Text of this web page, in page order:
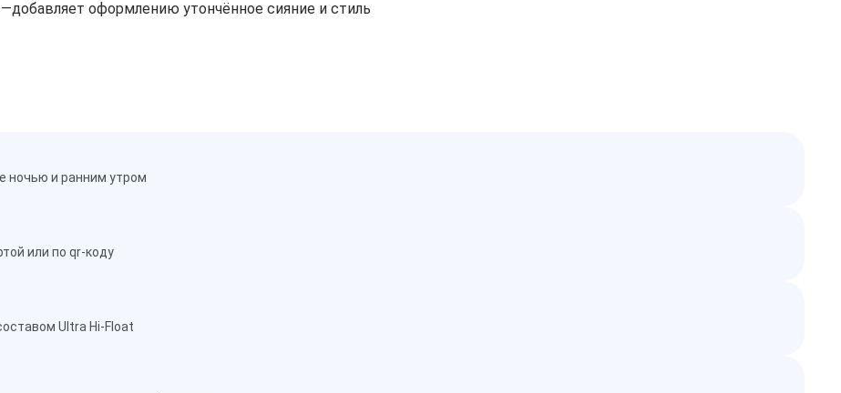
—добавляет оформлению утончённое сияние и стиль
ночью и ранним утром
или по qr-коду
Ultra Hi-Float